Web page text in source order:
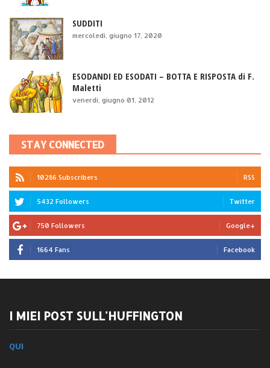
SUDDITI
mercoledì, giugno 17, 2020
ESODANDI ED ESODATI – BOTTA E RISPOSTA di F.
Maletti
venerdì, giugno 01, 2012
STAY CONNECTED
10286 Subscribers RSS
5432 Followers Twitter
750 Followers Google+
1664 Fans Facebook
I MIEI POST SULL'HUFFINGTON
QUI